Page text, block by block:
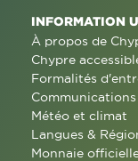
INFORMATION
À propos de
Chypre
Formalités
Communications
Météo et climat
Langues &
Monnaie